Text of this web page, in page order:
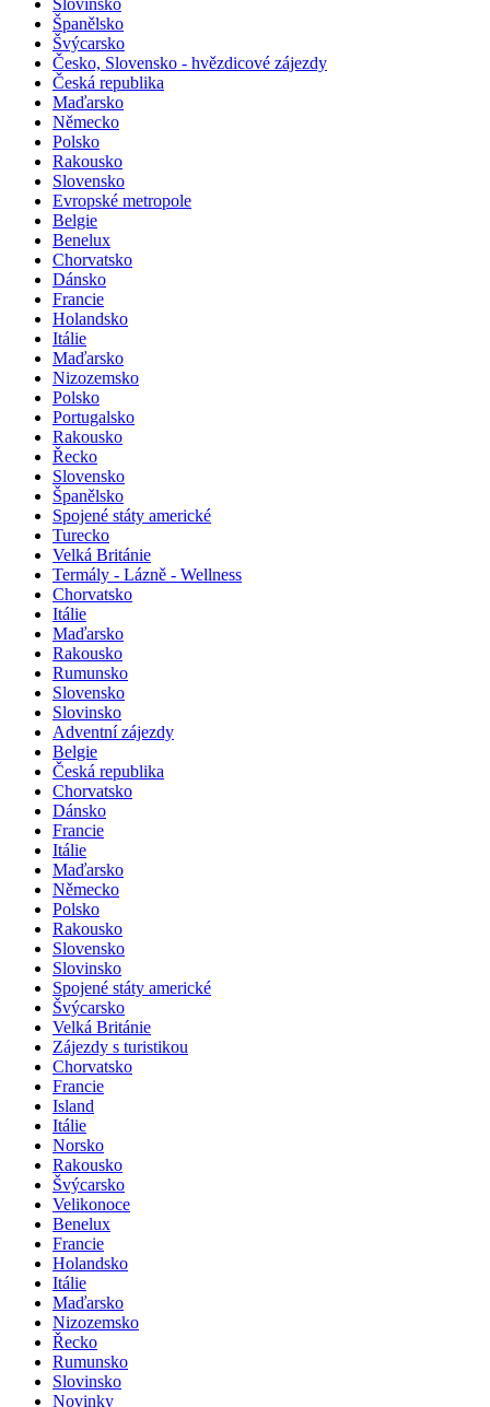
Slovinsko
Španělsko
Švýcarsko
Česko, Slovensko - hvězdicové zájezdy
Česká republika
Maďarsko
Německo
Polsko
Rakousko
Slovensko
Evropské metropole
Belgie
Benelux
Chorvatsko
Dánsko
Francie
Holandsko
Itálie
Maďarsko
Nizozemsko
Polsko
Portugalsko
Rakousko
Řecko
Slovensko
Španělsko
Spojené státy americké
Turecko
Velká Británie
Termály - Lázně - Wellness
Chorvatsko
Itálie
Maďarsko
Rakousko
Rumunsko
Slovensko
Slovinsko
Adventní zájezdy
Belgie
Česká republika
Chorvatsko
Dánsko
Francie
Itálie
Maďarsko
Německo
Polsko
Rakousko
Slovensko
Slovinsko
Spojené státy americké
Švýcarsko
Velká Británie
Zájezdy s turistikou
Chorvatsko
Francie
Island
Itálie
Norsko
Rakousko
Švýcarsko
Velikonoce
Benelux
Francie
Holandsko
Itálie
Maďarsko
Nizozemsko
Řecko
Rumunsko
Slovinsko
Novinky